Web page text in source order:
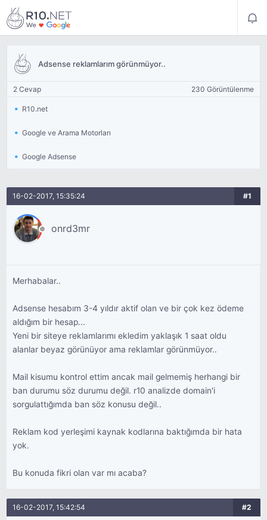
Adsense reklamlarım görünmüyor..
2 Cevap 230 Görüntülenme
R10.net
Google ve Arama Motorları
Google Adsense
16-02-2017, 15:35:24 #1
onrd3mr
Merhabalar..
Adsense hesabım 3-4 yıldır aktif olan ve bir çok kez ödeme
aldığım bir hesap...
Yeni bir siteye reklamlarımı ekledim yaklaşık 1 saat oldu
alanlar beyaz görünüyor ama reklamlar görünmüyor..
Mail kisumu kontrol ettim ancak mail gelmemiş herhangi bir
ban durumu söz durumu değil. r10 analizde domain'i
sorgulattığımda ban söz konusu değil..
Reklam kod yerleşimi kaynak kodlarına baktığımda bir hata
yok.
Bu konuda fikri olan var mı acaba?
16-02-2017, 15:42:54 #2